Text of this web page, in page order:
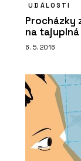
UDÁLOSTI
Procházky
na
6. 5. 2016